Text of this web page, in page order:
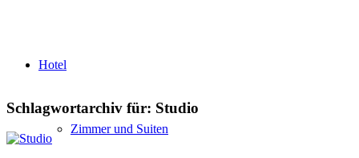
Hotel
Zimmer und Suiten
Schlagwortarchiv für: Studio